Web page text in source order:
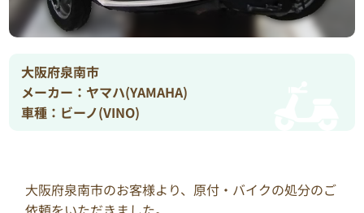
大阪府泉南市
メーカー：ヤマハ(YAMAHA)
車種：ビーノ(VINO)
大阪府泉南市のお客様より、原付・バイクの処分のご